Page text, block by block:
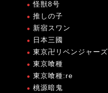
怪獣8号
推しの子
新宿スワン
日本三國
東京卍リベンジャーズ
東京喰種
東京喰種:re
桃源暗鬼